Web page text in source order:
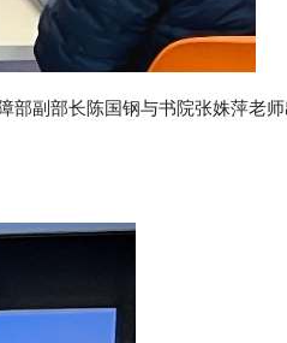
部副部长陈国钢与书院张姝萍老